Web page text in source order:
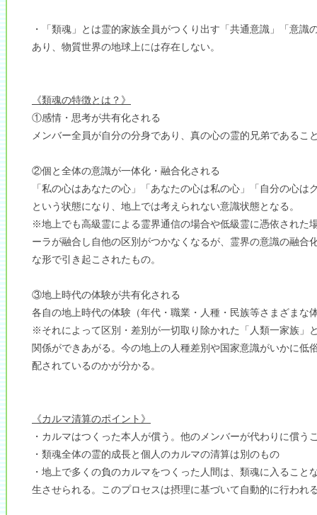
・「類魂」とは霊的家族全員がつくり出す「共通意識」「意識
あり、物質世界の地球上には存在しない。
《類魂の特徴とは？》
①感情・思考が共有化される
メンバー全員が自分の分身であり、真の心の霊的兄弟であるこ
②個と全体の意識が一体化・融合化される
「私の心はあなたの心」「あなたの心は私の心」「自分の心は
という状態になり、地上では考えられない意識状態となる。
※地上でも高級霊による霊界通信の場合や低級霊に憑依された
ーラが融合し自他の区別がつかなくなるが、霊界の意識の融合
な形で引き起こされたもの。
③地上時代の体験が共有化される
各自の地上時代の体験（年代・職業・人種・民族等さまざまな
※それによって区別・差別が一切取り除かれた「人類一家族」
関係ができあがる。今の地上の人種差別や国家意識がいかに低
配されているのかが分かる。
《カルマ清算のポイント》
・カルマはつくった本人が償う。他のメンバーが代わりに償う
・類魂全体の霊的成長と個人のカルマの清算は別のもの
・地上で多くの負のカルマをつくった人間は、類魂に入ること
生させられる。このプロセスは摂理に基づいて自動的に行われ